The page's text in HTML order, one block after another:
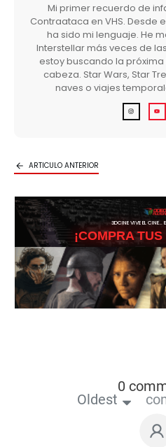
Mi primer recuerdo de
Contraataca en VHS. Desde
ha sido mi lenguaje. He
Interstellar más veces de
estoy buscando la
cabeza. Star Wars, Star
naves o viajes
ARTICULO ANTERIOR
3DCINE VIVE EL CINE…
¡COMPRA
0
Oldest